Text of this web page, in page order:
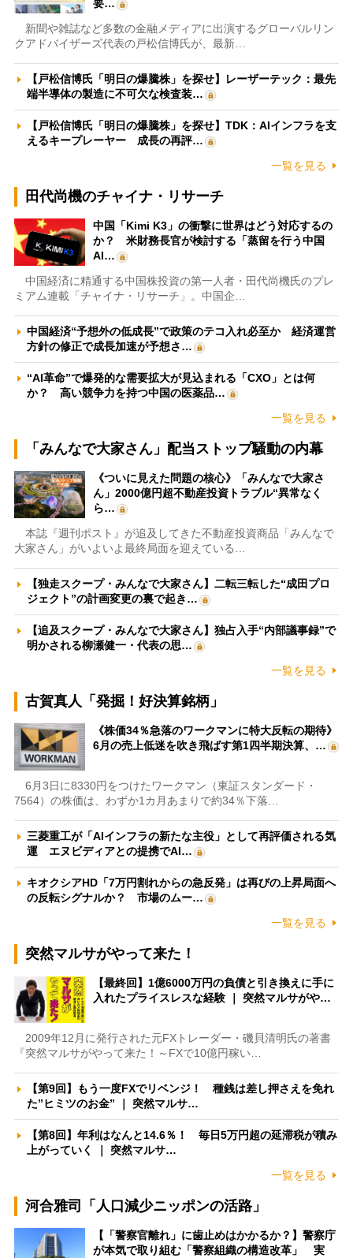
要…
新聞や雑誌など多数の金融メディアに出演するグローバルリン
クアドバイザーズ代表の戸松信博氏が、最新…
【戸松信博氏「明日の爆騰株」を探せ】レーザーテック：最先
端半導体の製造に不可欠な検査装…
【戸松信博氏「明日の爆騰株」を探せ】TDK：AIインフラを支
えるキープレーヤー 成長の再評…
一覧を見る
田代尚機のチャイナ・リサーチ
中国「Kimi K3」の衝撃に世界はどう対応するの
か？ 米財務長官が検討する「蒸留を行う中国
AI…
中国経済に精通する中国株投資の第一人者・田代尚機氏のプレ
ミアム連載「チャイナ・リサーチ」。中国企…
中国経済“予想外の低成長”で政策のテコ入れ必至か 経済運営
方針の修正で成長加速が予想さ…
“AI革命”で爆発的な需要拡大が見込まれる「CXO」とは何
か？ 高い競争力を持つ中国の医薬品…
一覧を見る
「みんなで大家さん」配当ストップ騒動の内幕
《ついに見えた問題の核心》「みんなで大家さ
ん」2000億円超不動産投資トラブル“異常なく
ら…
本誌『週刊ポスト』が追及してきた不動産投資商品「みんなで
大家さん」がいよいよ最終局面を迎えている…
【独走スクープ・みんなで大家さん】二転三転した“成田プロ
ジェクト”の計画変更の裏で起き…
【追及スクープ・みんなで大家さん】独占入手“内部議事録”で
明かされる柳瀬健一・代表の思…
一覧を見る
古賀真人「発掘！好決算銘柄」
《株価34％急落のワークマンに特大反転の期待》
6月の売上低迷を吹き飛ばす第1四半期決算、…
6月3日に8330円をつけたワークマン（東証スタンダード・
7564）の株価は、わずか1カ月あまりで約34％下落…
三菱重工が「AIインフラの新たな主役」として再評価される気
運 エヌビディアとの提携でAI…
キオクシアHD「7万円割れからの急反発」は再びの上昇局面へ
の反転シグナルか？ 市場のムー…
一覧を見る
突然マルサがやって来た！
【最終回】1億6000万円の負債と引き換えに手に
入れたプライスレスな経験 ｜ 突然マルサがや…
2009年12月に発行された元FXトレーダー・磯貝清明氏の著書
『突然マルサがやって来た！～FXで10億円稼い…
【第9回】もう一度FXでリベンジ！ 種銭は差し押さえを免れ
た”ヒミツのお金” ｜ 突然マルサ…
【第8回】年利はなんと14.6％！ 毎日5万円超の延滞税が積み
上がっていく ｜ 突然マルサ…
一覧を見る
河合雅司「人口減少ニッポンの活路」
【「警察官離れ」に歯止めはかかるか？】警察庁
が本気で取り組む「警察組織の構造改革」 実